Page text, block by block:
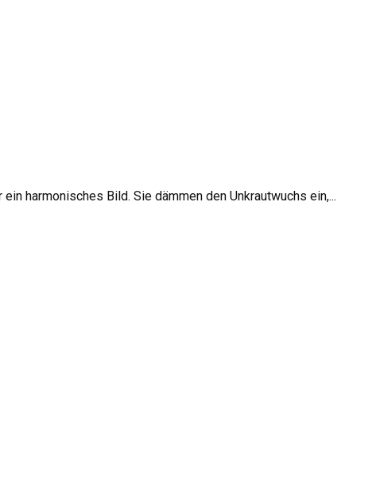
harmonisches Bild. Sie dämmen den Unkrautwuchs ein,...